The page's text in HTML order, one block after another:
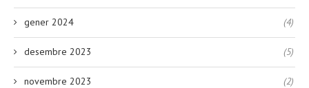
gener 2024 (4)
desembre 2023 (5)
novembre 2023 (2)